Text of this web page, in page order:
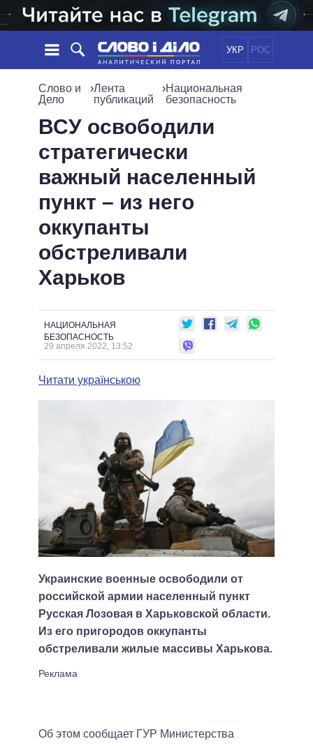
УКР РОС
НОВОСТИ
ЛЕНТА
СТАТЬИ
МНЕНИЯ
ОБЗОРЫ
ДАЙДЖЕСТЫ
ЭКОНОМИКА
ОБЩЕСТВО
МИР
ОБЕЩАНИЯ
ПОЛИТИКИ
ВСЕ ПОЛИТИКИ
ПРЕЗИДЕНТ И ОФИС
ВЕРХОВНАЯ РАДА
КАБИНЕТ МИНИСТРОВ
ГЛАВЫ ОБЛАДМИНИСТРАЦИЙ
МЭРЫ
ИНФОГРАФИКА
ВИДЕО
СРАВНЕНИЕ ПОЛИТИКОВ
Слово и
Дело
›Лента
публикаций
›Национальная
безопасность
ВСУ освободили
стратегически
важный населенный
пункт – из него
оккупанты
обстреливали
Харьков
НАЦИОНАЛЬНАЯ
БЕЗОПАСНОСТЬ
29 апреля 2022, 13:52
Читати українською
Украинские военные освободили от
российской армии населенный пункт
Русская Лозовая в Харьковской области.
Из его пригородов оккупанты
обстреливали жилые массивы Харькова.
Об этом сообщает ГУР Министерства